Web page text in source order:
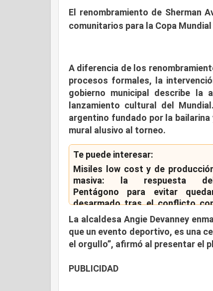
El renombramiento de Sherman
comunitarios para la Copa
A diferencia de los
procesos formales, la
gobierno municipal describe la
lanzamiento cultural del
argentino fundado por la
mural alusivo al torneo.
Te puede interesar:
Misiles low cost y de
masiva: la respuesta
Pentágono para evitar
desarmado tras el conflicto
Irán
La alcaldesa Angie Devanney
que un evento deportivo, es una
el orgullo”, afirmó al presentar el
PUBLICIDAD